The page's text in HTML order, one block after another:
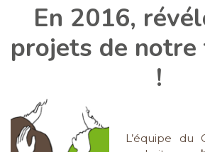
En 2016,
projets de
!
L’équipe du